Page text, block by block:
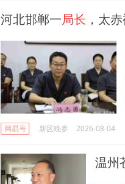
河北邯郸一局长 ，太
网易号 新区晚参 2026-08-04
温州